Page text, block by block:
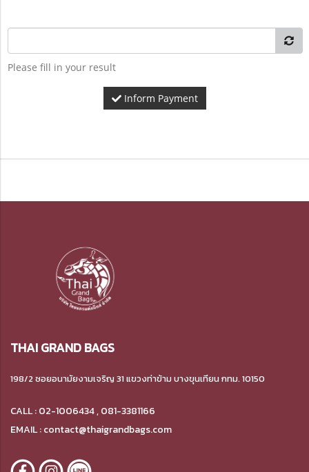
Please fill in your result
Inform Payment
THAI GRAND BAGS
198/2 ซอยอนามัยงามเจริญ 31 แขวงท่าข้าม บางขุนเทียน กทม. 10150
CALL : 02-1006434 , 081-3381166
EMAIL : contact@thaigrandbags.com